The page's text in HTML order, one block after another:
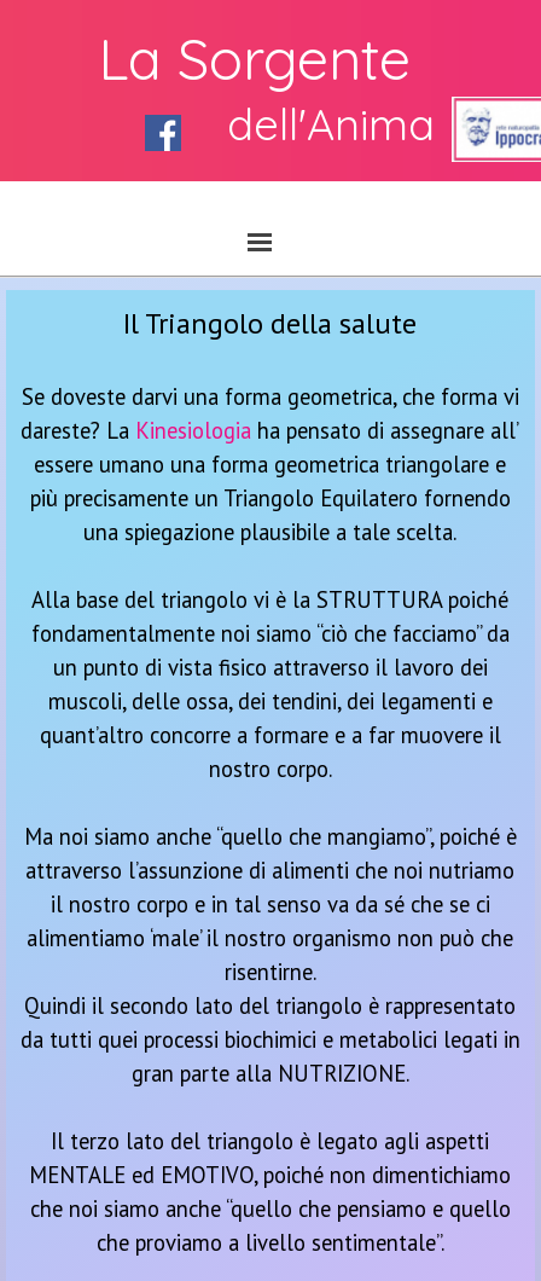
La Sorgente
dell'Anima
Il Triangolo della salute
Se doveste darvi una forma geometrica, che forma vi
dareste? La Kinesiologia ha pensato di assegnare all’
essere umano una forma geometrica triangolare e
più precisamente un Triangolo Equilatero fornendo
una spiegazione plausibile a tale scelta.
Alla base del triangolo vi è la STRUTTURA poiché
fondamentalmente noi siamo “ciò che facciamo” da
un punto di vista fisico attraverso il lavoro dei
muscoli, delle ossa, dei tendini, dei legamenti e
quant’altro concorre a formare e a far muovere il
nostro corpo.
Ma noi siamo anche “quello che mangiamo”, poiché è
attraverso l’assunzione di alimenti che noi nutriamo
il nostro corpo e in tal senso va da sé che se ci
alimentiamo ‘male’ il nostro organismo non può che
risentirne.
Quindi il secondo lato del triangolo è rappresentato
da tutti quei processi biochimici e metabolici legati in
gran parte alla NUTRIZIONE.
Il terzo lato del triangolo è legato agli aspetti
MENTALE ed EMOTIVO, poiché non dimentichiamo
che noi siamo anche “quello che pensiamo e quello
che proviamo a livello sentimentale”.